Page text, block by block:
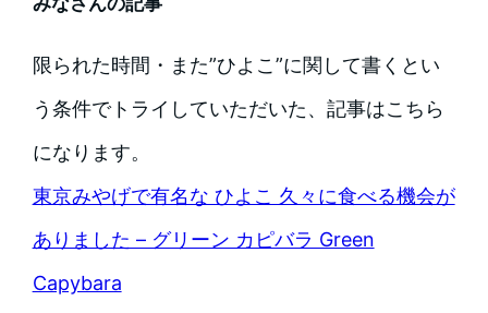
限られた時間・また”ひよこ”に関して書くとい
う条件でトライしていただいた、記事はこちら
になります。
東京みやげで有名な ひよこ 久々に食べる機会が
ありました – グリーン カピバラ Green
Capybara